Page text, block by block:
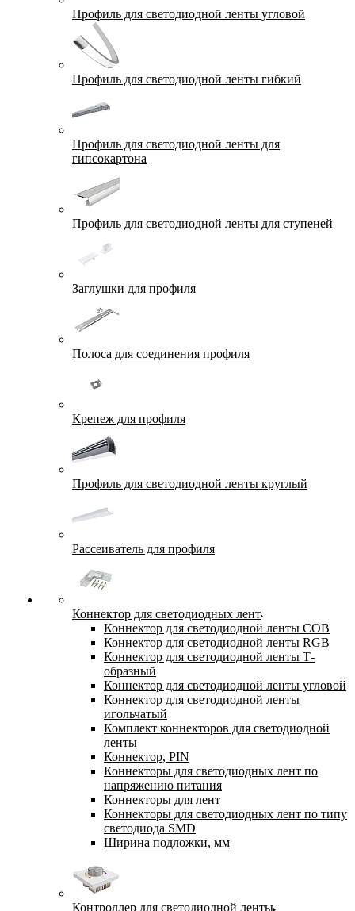
Профиль для светодиодной ленты угловой
Профиль для светодиодной ленты гибкий
Профиль для светодиодной ленты для
гипсокартона
Профиль для светодиодной ленты для ступеней
Заглушки для профиля
Полоса для соединения профиля
Крепеж для профиля
Профиль для светодиодной ленты круглый
Рассеиватель для профиля
Коннектор для светодиодных лент
Коннектор для светодиодной ленты COB
Коннектор для светодиодной ленты RGB
Коннектор для светодиодной ленты Т-
образный
Коннектор для светодиодной ленты угловой
Коннектор для светодиодной ленты
игольчатый
Комплект коннекторов для светодиодной
ленты
Коннектор, PIN
Коннекторы для светодиодных лент по
напряжению питания
Коннекторы для лент
Коннекторы для светодиодных лент по типу
светодиода SMD
Ширина подложки, мм
Контроллер для светодиодной ленты